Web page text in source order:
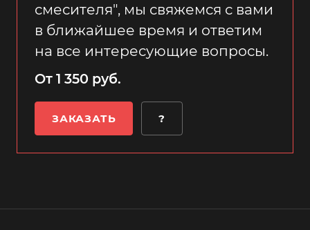
смесителя", мы свяжемся с вами
в ближайшее время и ответим
на все интересующие вопросы.
От 1 350 руб.
ЗАКАЗАТЬ ?